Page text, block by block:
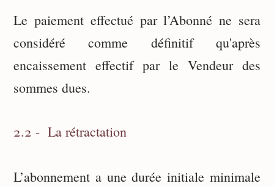
Le paiement effectué par l’Abonné ne sera
considéré comme définitif qu'après
encaissement effectif par le Vendeur des
sommes dues.
2.2 - La rétractation
L’abonnement a une durée initiale minimale